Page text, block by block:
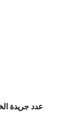
عدد جريدة الخبر